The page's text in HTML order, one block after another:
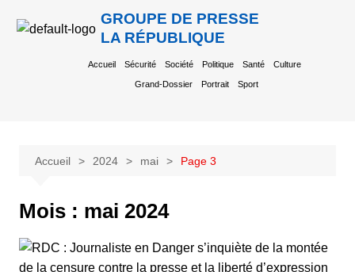
GROUPE DE PRESSE
LA RÉPUBLIQUE
Accueil Sécurité Société Politique Santé Culture
Grand-Dossier Portrait Sport
Accueil 2024 mai Page 3
Mois : mai 2024